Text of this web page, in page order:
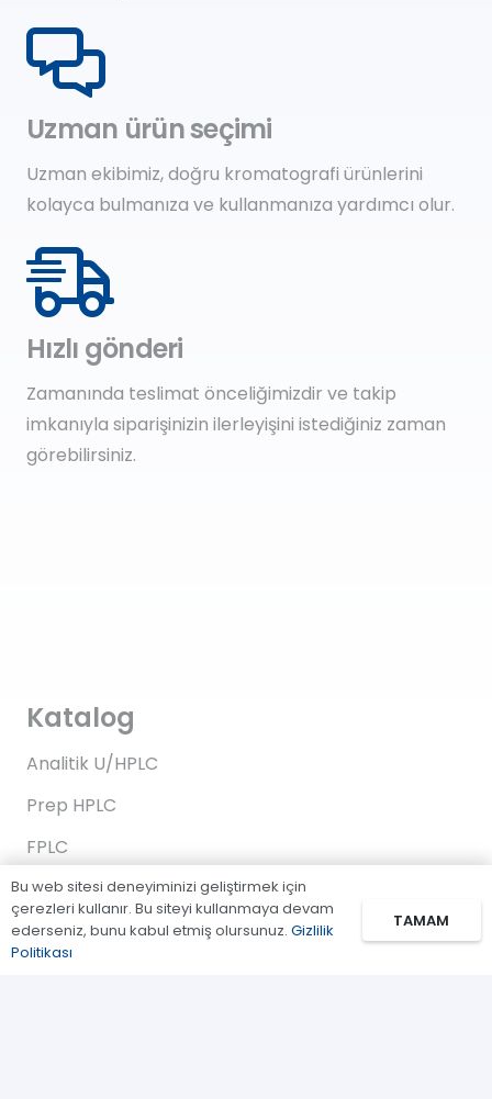
Uzman ürün seçimi
Uzman ekibimiz, doğru kromatografi ürünlerini
kolayca bulmanıza ve kullanmanıza yardımcı olur.
Hızlı gönderi
Zamanında teslimat önceliğimizdir ve takip
imkanıyla siparişinizin ilerleyişini istediğiniz zaman
görebilirsiniz.
Katalog
Analitik U/HPLC
Prep HPLC
FPLC
Gaz Kromatografi
Standartlar/Reaktifler
Bu web sitesi deneyiminizi geliştirmek için
çerezleri kullanır. Bu siteyi kullanmaya devam
ederseniz, bunu kabul etmiş olursunuz. Gizlilik
Politikası
TAMAM